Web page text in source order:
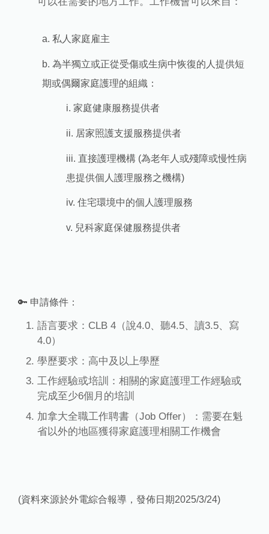
a. 私人家庭雇主
b. 為半獨立或正從受傷或生病中恢復的人提供短
期或偶爾家庭護理的組織：
i. 家庭健康服務提供者
ii. 居家照護支援服務提供者
iii. 直接護理機構 (為老年人或殘障或慢性病
患提供個人護理服務之機構)
iv. 住宅環境中的個人護理服務
v. 兒科家庭保健服務提供者
🔑 申請條件：
語言要求：CLB 4（說4.0、聽4.5、讀3.5、寫
4.0）
學歷要求：高中及以上學歷
工作經驗或培訓：相關的家庭護理工作經驗或
完成至少6個月的培訓
加拿大全職工作聘書（Job Offer）：需要在魁
省以外的地區獲得家庭護理相關工作機會
(資料來源於外電綜合報導，發佈日期2025/3/24)